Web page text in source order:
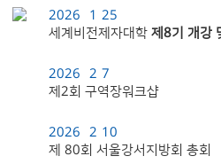
2026 1 25
세계비전제자대학 제8기 개강
2026 2 7
제2회 구역장워크샵
2026 2 10
제 80회 서울강서지방회 총회